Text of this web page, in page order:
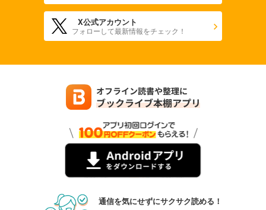
X公式アカウント
フォローして最新情報をチェック！
通信を気にせずにサクサク読める！